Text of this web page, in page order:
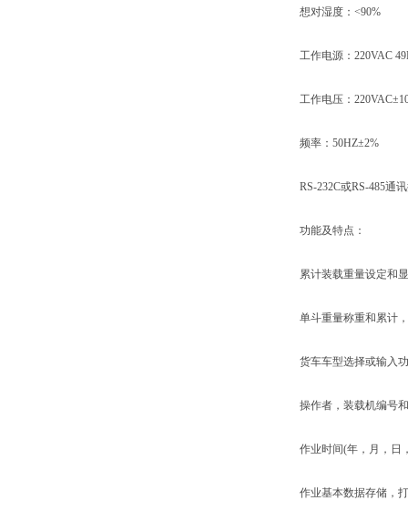
想对湿度：<90%
工作电源：220VAC
工作电压：
频率：50HZ±2%
RS-232C或RS-485通讯
功能及特点：
累计装载重量设定和显
单斗重量称重和累计，
货车车型选择或输入功
操作者，装载机编号和
作业时间(年，月，日
作业基本数据存储，打